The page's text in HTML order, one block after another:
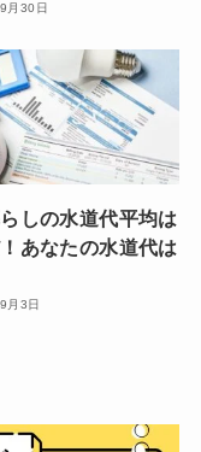
月30日
しの水道代平均は
あなたの水道代は
月3日